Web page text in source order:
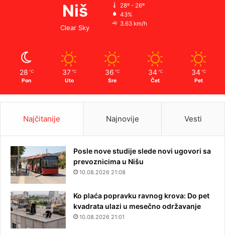
Niš
Clear Sky
28º - 26º
43%
3.63 km/h
28 ℃
Pon
37 ℃
Uto
36 ℃
Sre
34 ℃
Čet
34 ℃
Pet
Najčitanije Najnovije Vesti
Posle nove studije slede novi ugovori sa
prevoznicima u Nišu
10.08.2026 21:08
Ko plaća popravku ravnog krova: Do pet
kvadrata ulazi u mesečno održavanje
10.08.2026 21:01